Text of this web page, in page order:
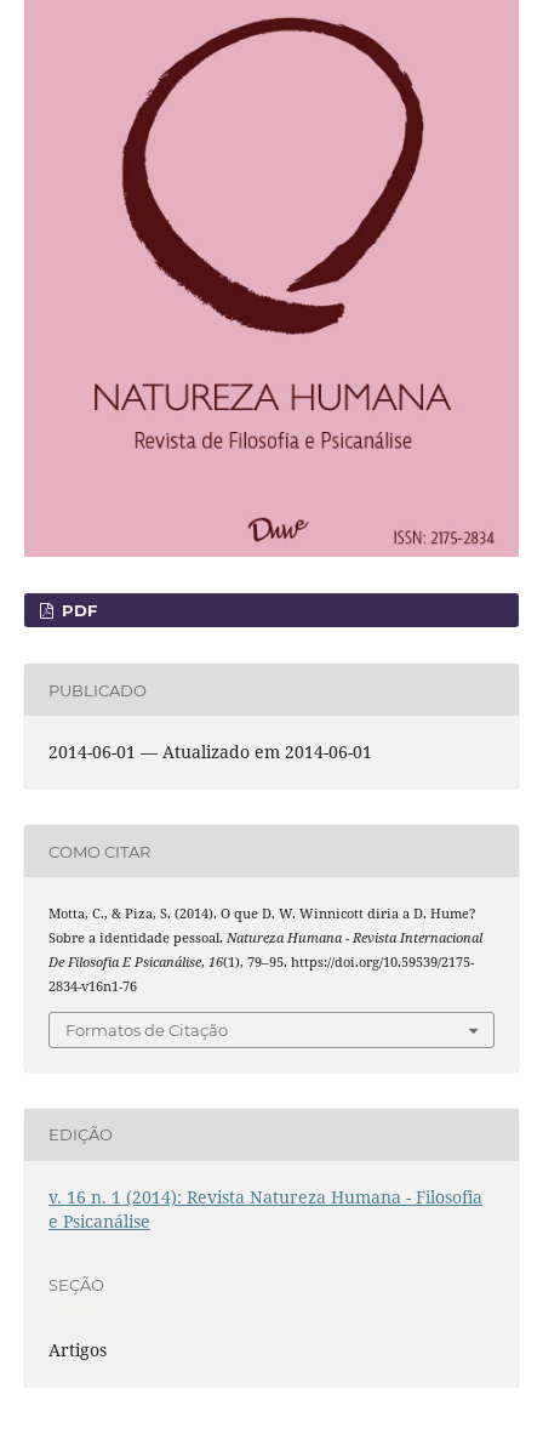
PDF
PUBLICADO
2014-06-01 — Atualizado em 2014-06-01
COMO CITAR
Motta, C., & Piza, S. (2014). O que D. W. Winnicott diria a D. Hume?
Sobre a identidade pessoal. Natureza Humana - Revista Internacional
De Filosofia E Psicanálise, 16(1), 79–95. https://doi.org/10.59539/2175-
2834-v16n1-76
Formatos de Citação
EDIÇÃO
v. 16 n. 1 (2014): Revista Natureza Humana - Filosofia
e Psicanálise
SEÇÃO
Artigos